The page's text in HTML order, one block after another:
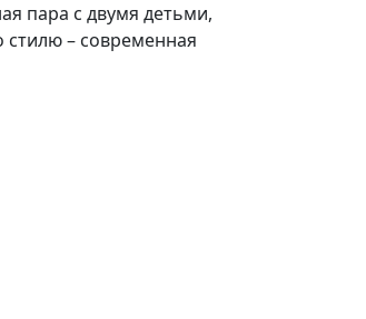
пара с двумя детьми,
– современная